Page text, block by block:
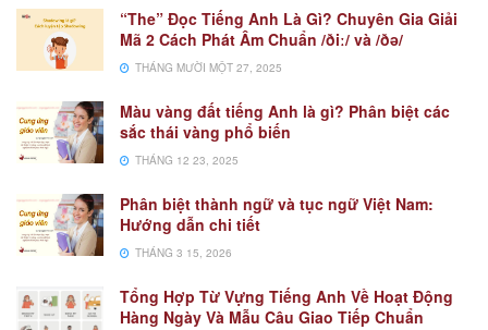
“The” Đọc Tiếng Anh Là Gì? Chuyên Gia Giải
Mã 2 Cách Phát Âm Chuẩn /ðiː/ và /ðə/
THÁNG MƯỜI MỘT 27, 2025
Màu vàng đất tiếng Anh là gì? Phân biệt các
sắc thái vàng phổ biến
THÁNG 12 23, 2025
Phân biệt thành ngữ và tục ngữ Việt Nam:
Hướng dẫn chi tiết
THÁNG 3 15, 2026
Tổng Hợp Từ Vựng Tiếng Anh Về Hoạt Động
Hàng Ngày Và Mẫu Câu Giao Tiếp Chuẩn